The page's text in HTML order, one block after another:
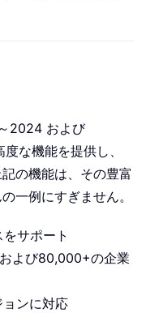
2024 および
な機能を提供し、
の機能は、その豊富
一例にすぎません。
サポート
よび80,000+の企業
ンに対応